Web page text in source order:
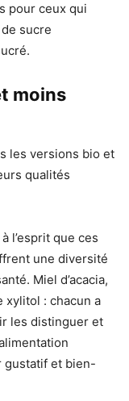
pour ceux qui
sucre
moins
les versions bio et
qualités
l’esprit que ces
une diversité
Miel d’acacia,
xylitol : chacun a
les distinguer et
gustatif et bien-